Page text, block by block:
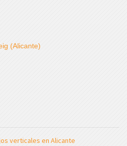
(Alicante)
verticales en Alicante